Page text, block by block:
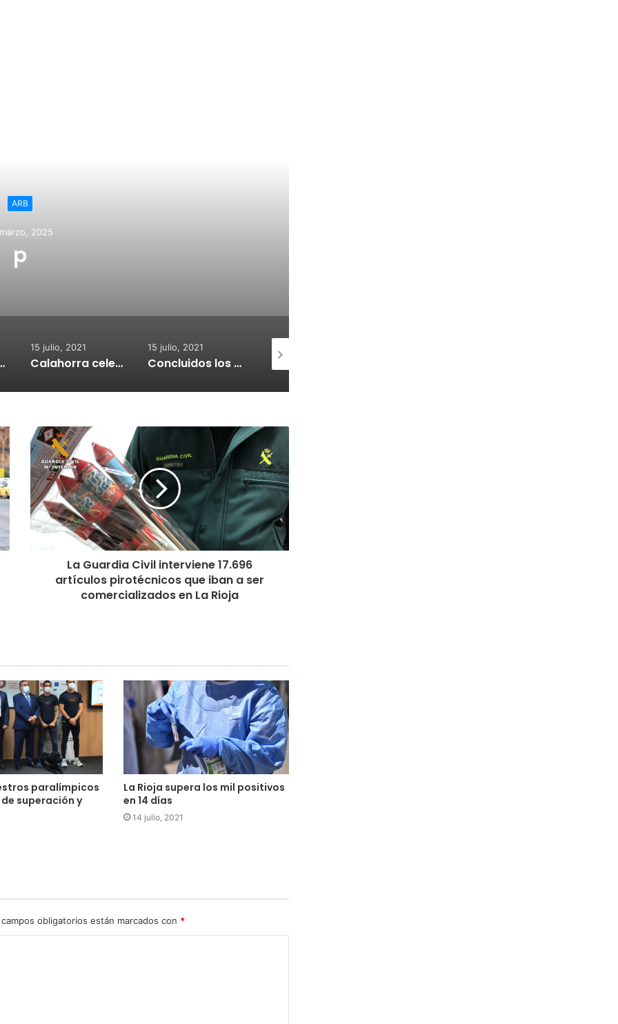
ARB
2025
p
la adquisión de medidores de CO2
15 julio, 2021
Calahorra celebrará el Croquetur II
15 julio, 2021
Concluidos los trabajos de reposición del asfaltado de Calahorra
La Guardia Civil interviene 17.696
artículos pirotécnicos que iban a ser
comercializados en La Rioja
paralímpicos
superación y
La Rioja supera los mil positivos
en 14 días
14 julio, 2021
campos obligatorios están marcados con *